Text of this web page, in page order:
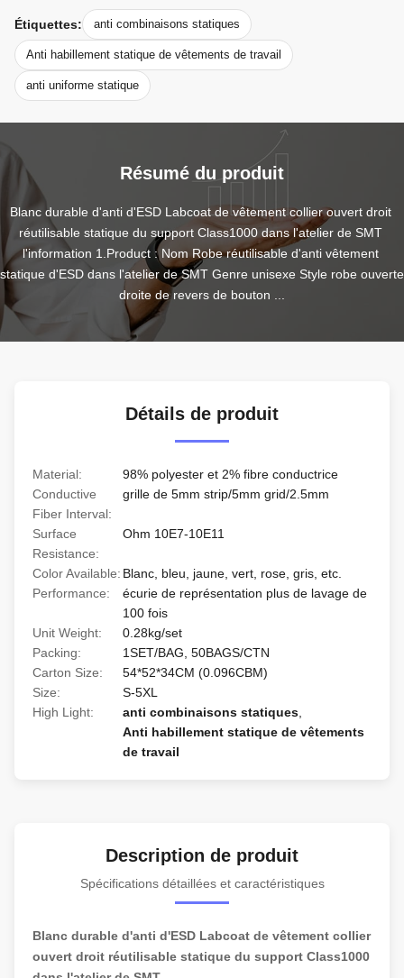
Étiquettes: anti combinaisons statiques
Anti habillement statique de vêtements de travail
anti uniforme statique
Résumé du produit
Blanc durable d'anti d'ESD Labcoat de vêtement collier ouvert droit
réutilisable statique du support Class1000 dans l'atelier de SMT
l'information 1.Product : Nom Robe réutilisable d'anti vêtement
statique d'ESD dans l'atelier de SMT Genre unisexe Style robe ouverte
droite de revers de bouton ...
Détails de produit
Material:
98% polyester et 2% fibre conductrice
Conductive
Fiber Interval:
grille de 5mm strip/5mm grid/2.5mm
Surface
Resistance:
Ohm 10E7-10E11
Color Available: Blanc, bleu, jaune, vert, rose, gris, etc.
Performance:
écurie de représentation plus de lavage de
100 fois
Unit Weight:
0.28kg/set
Packing:
1SET/BAG, 50BAGS/CTN
Carton Size:
54*52*34CM (0.096CBM)
Size:
S-5XL
High Light:
anti combinaisons statiques
Anti habillement statique de vêtements
de travail
Description de produit
Spécifications détaillées et caractéristiques
Blanc durable d'anti d'ESD Labcoat de vêtement collier
ouvert droit réutilisable statique du support Class1000